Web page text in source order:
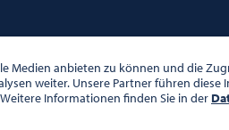
anbieten zu können und die
weiter. Unsere Partner führen
Informationen finden Sie in der